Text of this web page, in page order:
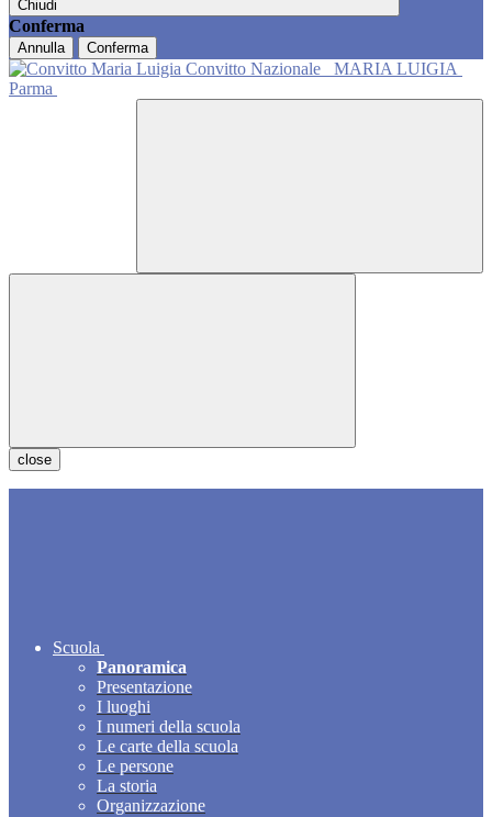
Chiudi
Conferma
Annulla Conferma
Convitto Nazionale
MARIA LUIGIA
Parma
close
Scuola
Panoramica
Presentazione
I luoghi
I numeri della scuola
Le carte della scuola
Le persone
La storia
Organizzazione